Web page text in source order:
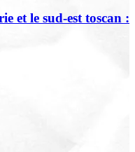
et le sud-est toscan :